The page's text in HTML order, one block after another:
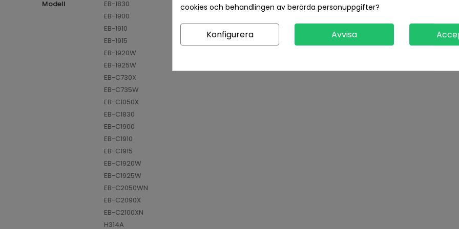
Modell
EB-1830
EB-1900
EB-1910
EB-1915
EB-1920W
EB-1925W
EB-C730X
EB-C735W
EB-C1050X
EB-C1830
EB-C1900
EB-C1910
EB-C1915
EB-C1920W
EB-C1925W
EB-C2050WN
EB-C2090X
EB-C2100XN
H314A
cookies och behandlingen av berörda personuppgifter?
Konfigurera Avvisa